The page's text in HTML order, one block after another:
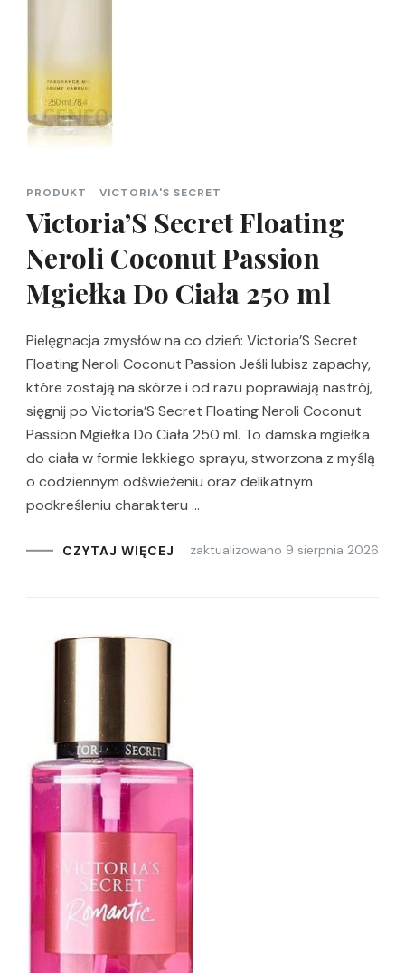
PRODUKT VICTORIA'S SECRET
Victoria’S Secret Floating
Neroli Coconut Passion
Mgiełka Do Ciała 250 ml
Pielęgnacja zmysłów na co dzień: Victoria’S Secret
Floating Neroli Coconut Passion Jeśli lubisz zapachy,
które zostają na skórze i od razu poprawiają nastrój,
sięgnij po Victoria’S Secret Floating Neroli Coconut
Passion Mgiełka Do Ciała 250 ml. To damska mgiełka
do ciała w formie lekkiego sprayu, stworzona z myślą
o codziennym odświeżeniu oraz delikatnym
podkreśleniu charakteru …
CZYTAJ WIĘCEJ zaktualizowano 9 sierpnia 2026